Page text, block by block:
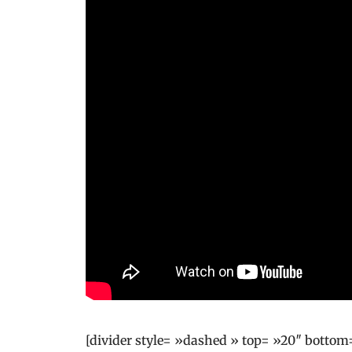
[divider style= »dashed » top= »20″